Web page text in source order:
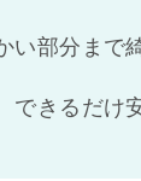
い部分まで
できるだけ